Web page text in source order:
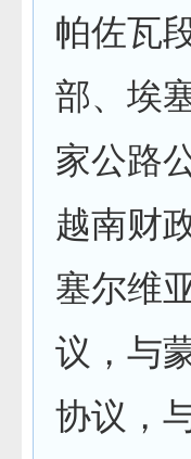
帕佐瓦
部、埃
家公路
越南财
塞尔维
议，与
协议，